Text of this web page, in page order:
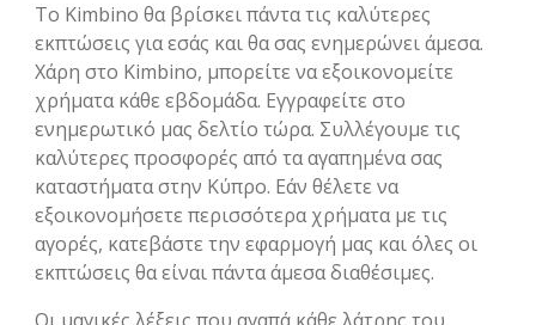
Το Kimbino θα βρίσκει πάντα τις καλύτερες
εκπτώσεις για εσάς και θα σας ενημερώνει άμεσα.
Χάρη στο Kimbino, μπορείτε να εξοικονομείτε
χρήματα κάθε εβδομάδα. Εγγραφείτε στο
ενημερωτικό μας δελτίο τώρα. Συλλέγουμε τις
καλύτερες προσφορές από τα αγαπημένα σας
καταστήματα στην Κύπρο. Εάν θέλετε να
εξοικονομήσετε περισσότερα χρήματα με τις
αγορές, κατεβάστε την εφαρμογή μας και όλες οι
εκπτώσεις θα είναι πάντα άμεσα διαθέσιμες.